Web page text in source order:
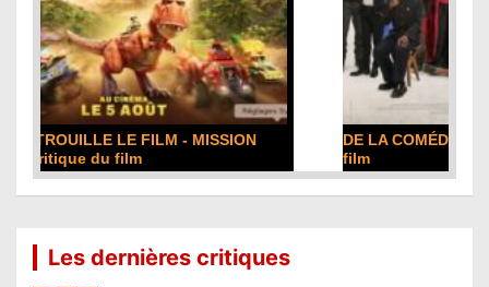
DE LA COMÉDIE-FRANÇAISE : la critique du
film
Les dernières critiques